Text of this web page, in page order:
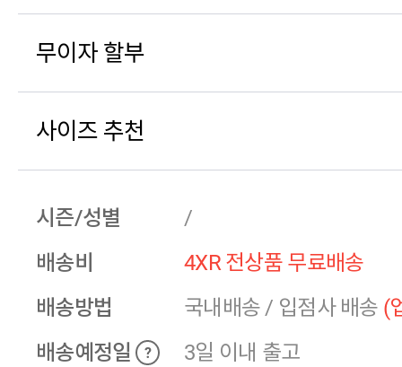
무이자 할부
사이즈 추천
시즌/성별
/
배송비
4XR 전상품 무료배송
배송방법
국내배송 / 입점사 배송 (
배송예정일
?
3일 이내 출고